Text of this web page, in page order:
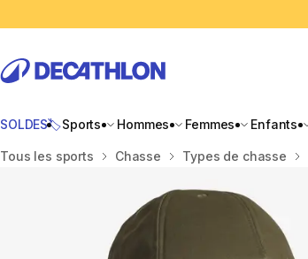
SOLDES🏷️Sports Hommes Femmes Enfants
Accueil
Tous les sports Chasse Types de chasse